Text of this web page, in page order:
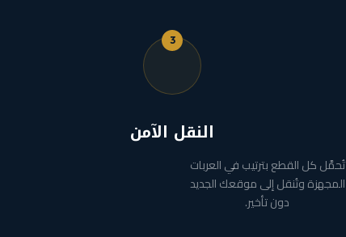
3
النقل الآمن
تُحمَّل كل القطع بترتيب في العربات
المجهزة وتُنقل إلى موقعك الجديد
دون تأخير.